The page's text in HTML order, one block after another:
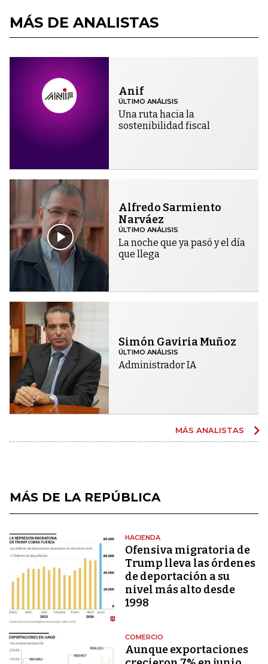
MÁS DE ANALISTAS
Anif
ÚLTIMO ANÁLISIS
Una ruta hacia la
sostenibilidad fiscal
Alfredo Sarmiento
Narváez
ÚLTIMO ANÁLISIS
La noche que ya pasó y el día
que llega
Simón Gaviria Muñoz
ÚLTIMO ANÁLISIS
Administrador IA
MÁS ANALISTAS
MÁS DE LA REPÚBLICA
HACIENDA
Ofensiva migratoria de
Trump lleva las órdenes
de deportación a su
nivel más alto desde
1998
COMERCIO
Aunque exportaciones